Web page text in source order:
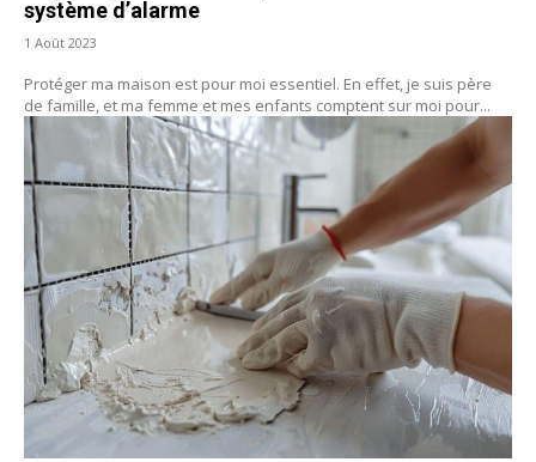
système d’alarme
1 Août 2023
Protéger ma maison est pour moi essentiel. En effet, je suis père
de famille, et ma femme et mes enfants comptent sur moi pour...